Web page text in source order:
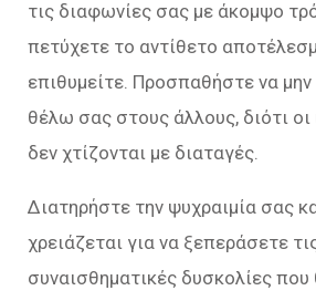
τις διαφωνίες σας με άκομψο
πετύχετε το αντίθετο
επιθυμείτε. Προσπαθήστε να
θέλω σας στους άλλους, διότι οι
δεν χτίζονται με διαταγές.
Διατηρήστε την ψυχραιμία σας
χρειάζεται για να ξεπεράσετε
συναισθηματικές δυσκολίες που